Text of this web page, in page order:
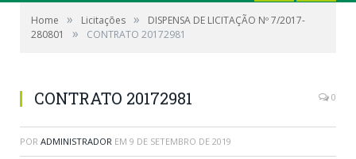
Home » Licitações »
DISPENSA DE LICITAÇÃO Nº 7/2017-
280801
» CONTRATO 20172981
CONTRATO 20172981 0
POR ADMINISTRADOR EM 9 DE SETEMBRO DE 2019